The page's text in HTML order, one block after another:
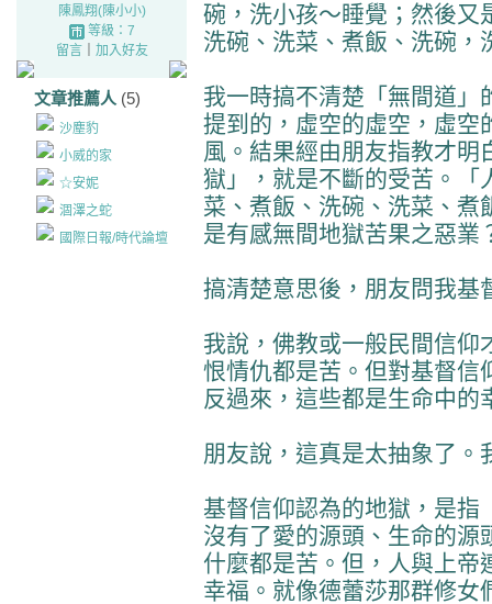
陳鳳翔(陳小小)
等級：7
留言｜ 加入好友
文章推薦人 (5)
沙塵豹
小威的家
☆安妮
涸澤之蛇
國際日報/時代論壇
碗，洗小孩～睡覺；然後又
洗碗、洗菜、煮飯、洗碗，
我一時搞不清楚「無間道」
提到的，虛空的虛空，虛空
風。結果經由朋友指教才明
獄」，就是不斷的受苦。「
菜、煮飯、洗碗、洗菜、煮
是有感無間地獄苦果之惡業
搞清楚意思後，朋友問我基
我說，佛教或一般民間信仰
恨情仇都是苦。但對基督信
反過來，這些都是生命中的
朋友說，這真是太抽象了。
基督信仰認為的地獄，是指
沒有了愛的源頭、生命的
什麼都是苦。但，人與上帝
幸福。就像德蕾莎那群修女